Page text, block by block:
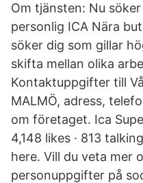
Om tjänsten: Nu
personlig ICA Nära
söker dig som gillar
skifta mellan olika
Kontaktuppgifter till
MALMÖ, adress,
om företaget. Ica
4,148 likes · 813
here. Vill du veta mer
personuppgifter på